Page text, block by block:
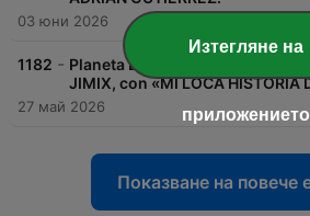
03 юни 2026
1182 - Planeta Duna 848. Universo
JIMIX, con «MI LOCA HISTORIA
27 май 2026
Показване на повече
Изтегляне на
приложението